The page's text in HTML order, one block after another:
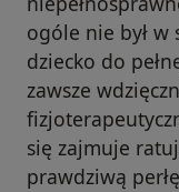
ogóle nie był w
dziecko do
zawsze
się zajmuje
prawdziwą